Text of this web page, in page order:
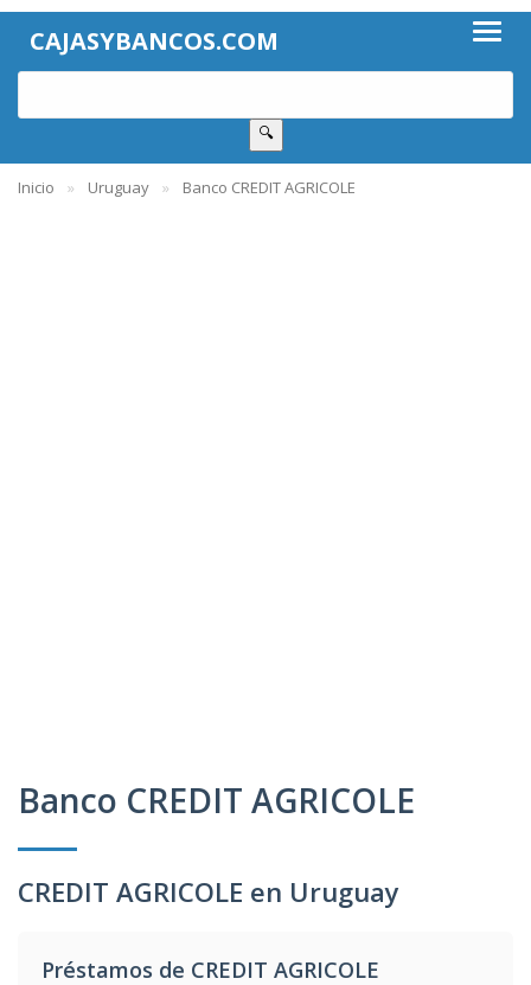
CAJASYBANCOS.COM
🔍
Inicio Uruguay Banco CREDIT AGRICOLE
Banco CREDIT AGRICOLE
CREDIT AGRICOLE en Uruguay
Préstamos de CREDIT AGRICOLE